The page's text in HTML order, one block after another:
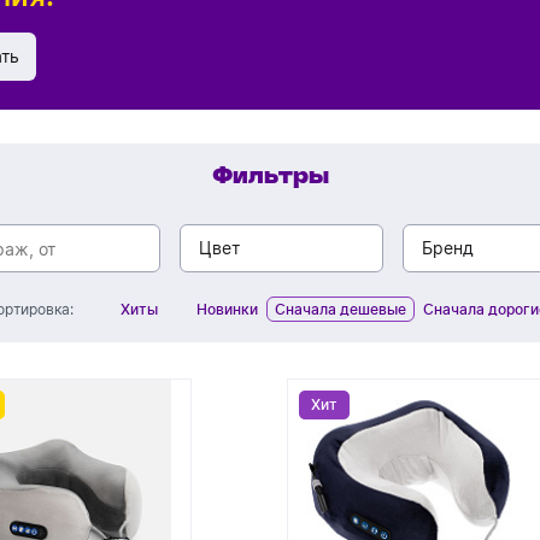
Фильтры
Цвет
розовый
оранжевый
Бренд
Very
YoonY
Хиты Новинки Сначала дешевые Сначала
Хит
Хит